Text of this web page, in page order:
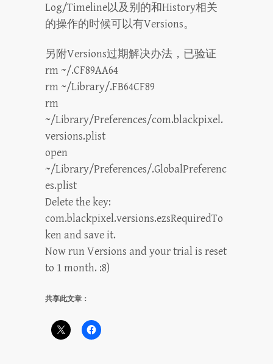
Log/Timeline以及别的和History相关
的操作的时候可以有Versions。
另附Versions过期解决办法，已验证
rm ~/.CF89AA64
rm ~/Library/.FB64CF89
rm
~/Library/Preferences/com.blackpixel.
versions.plist
open
~/Library/Preferences/.GlobalPreferenc
es.plist
Delete the key:
com.blackpixel.versions.ezsRequiredTo
ken and save it.
Now run Versions and your trial is reset
to 1 month. :8)
共享此文章：